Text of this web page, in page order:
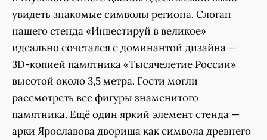
увидеть знакомые символы региона. Слоган
нашего стенда «Инвестируй в великое»
идеально сочетался с доминантой дизайна —
3D-копией памятника «Тысячелетие России»
высотой около 3,5 метра. Гости могли
рассмотреть все фигуры знаменитого
памятника. Ещё один яркий элемент стенда —
арки Ярославова дворища как символа древнего